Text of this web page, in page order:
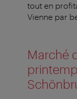
tout en
Vienne par
Marché